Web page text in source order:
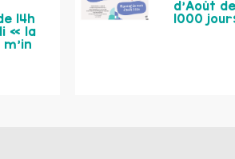
14h
« la
d’Août
1000